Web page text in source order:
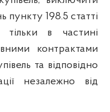
198.5 статті
в частині
контрактами
та відповідно
незалежно від